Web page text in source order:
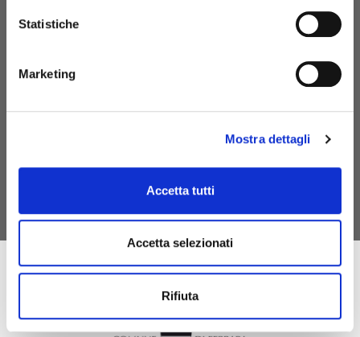
Statistiche
Marketing
Mostra dettagli
Accetta tutti
Accetta selezionati
Rifiuta
ti permette di vivere a pieno la città, risparmiando tempo e
SCOPRI MYFE CARD